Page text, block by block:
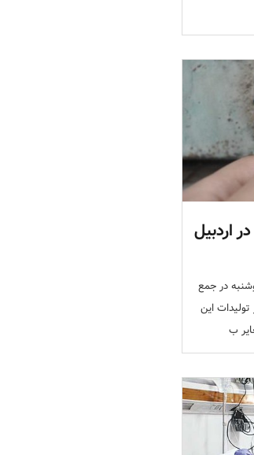
اردبیل
در جمع
این
ب